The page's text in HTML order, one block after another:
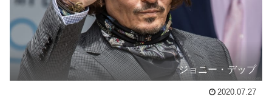
ジョニー・デップ
2020.07.27